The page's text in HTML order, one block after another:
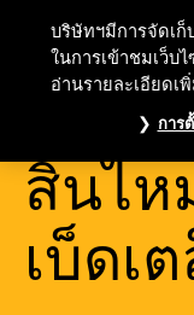
การเ
สินไห
เบ็ดเ
บริษัทฯมีการจัดเก็
ในการเข้าชมเว็บ
อ่านรายละเอียดเ
การ